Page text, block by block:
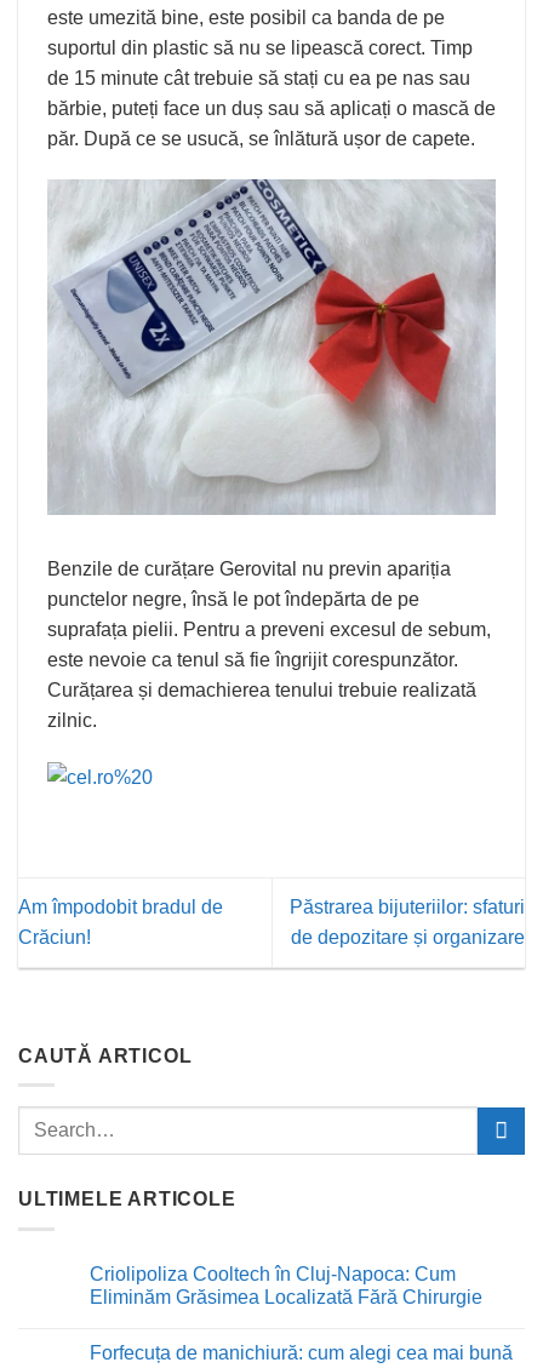
este umezită bine, este posibil ca banda de pe
suportul din plastic să nu se lipească corect. Timp
de 15 minute cât trebuie să stați cu ea pe nas sau
bărbie, puteți face un duș sau să aplicați o mască de
păr. După ce se usucă, se înlătură ușor de capete.
Benzile de curățare Gerovital nu previn apariția
punctelor negre, însă le pot îndepărta de pe
suprafața pielii. Pentru a preveni excesul de sebum,
este nevoie ca tenul să fie îngrijit corespunzător.
Curățarea și demachierea tenului trebuie realizată
zilnic.
Am împodobit bradul de
Crăciun!
Păstrarea bijuteriilor: sfaturi
de depozitare și organizare
CAUTĂ ARTICOL
ULTIMELE ARTICOLE
Criolipoliza Cooltech în Cluj-Napoca: Cum
Eliminăm Grăsimea Localizată Fără Chirurgie
la
Forfecuța de manichiură: cum alegi cea mai bună